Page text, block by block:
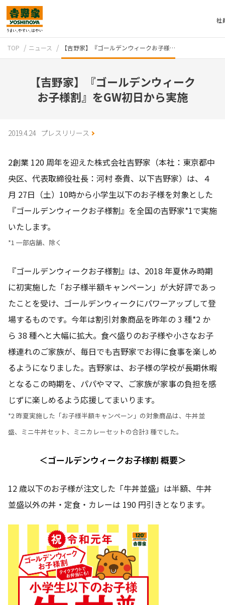
社
テイクアウト
牛丼のこだわり 吉
TOP ニュース 【吉野家】『ゴールデンウィークお子様…
【吉野家】『ゴールデンウィーク
お子様割』をGW初日から実施
2019.4.24 プレスリリース
2創業 120 周年を迎えた株式会社吉野家（本社：東京都中
央区、代表取締役社長：河村 泰貴、以下吉野家）は、４
月 27日（土）10時から小学生以下のお子様を対象とした
『ゴールデンウィークお子様割』を全国の吉野家*1で実施
いたします。
*1 一部店舗、除く
『ゴールデンウィークお子様割』は、2018 年夏休み時期
に初実施した「お子様半額キャンペーン」が大好評であっ
たことを受け、ゴールデンウィークにパワーアップして登
場するものです。今年は割引対象商品を昨年の 3 種*2 か
ら 38 種へと大幅に拡大。食べ盛りのお子様や小さなお子
様連れのご家族が、毎日でも吉野家でお得に食事を楽しめ
るようになりました。吉野家は、お子様の学校が長期休暇
となるこの時期を、パパやママ、ご家族が家事の負担を感
じずに楽しめるよう応援してまいります。
*2 昨夏実施した「お子様半額キャンペーン」の対象商品は、牛丼並
盛、ミニ牛丼セット、ミニカレーセットの合計3 種でした。
＜ゴールデンウィークお子様割 概要＞
12 歳以下のお子様が注文した「牛丼並盛」は半額、牛丼
並盛以外の丼・定食・カレーは 190 円引きとなります。